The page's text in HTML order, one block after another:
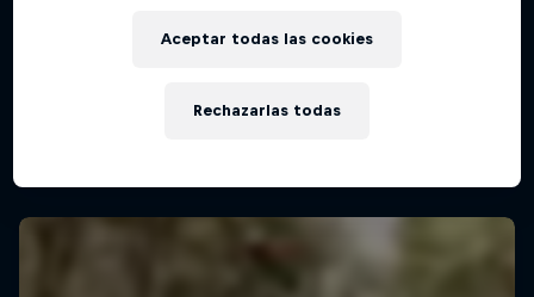
Rechazarlas todas
Aceptar todas las cookies